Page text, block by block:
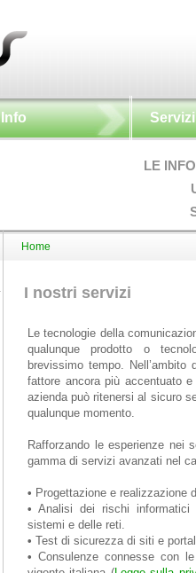
Info Servizi
LE
Home
I nostri servizi
Le tecnologie della
qualunque prodotto o
brevissimo tempo.
fattore ancora più accentuato
azienda può ritenersi al sicuro
qualunque momento.
Rafforzando le esperienze nei
gamma di servizi avanzati nel
• Progettazione e realizzazione
• Analisi dei rischi
sistemi e delle reti.
• Test di sicurezza di siti e
• Consulenze connesse con